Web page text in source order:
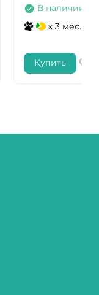
В наличии
x 3 мес.
Купить